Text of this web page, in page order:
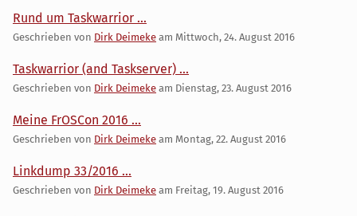
Rund um Taskwarrior ...
Geschrieben von Dirk Deimeke am Mittwoch, 24. August 2016
Taskwarrior (and Taskserver) ...
Geschrieben von Dirk Deimeke am Dienstag, 23. August 2016
Meine FrOSCon 2016 ...
Geschrieben von Dirk Deimeke am Montag, 22. August 2016
Linkdump 33/2016 ...
Geschrieben von Dirk Deimeke am Freitag, 19. August 2016